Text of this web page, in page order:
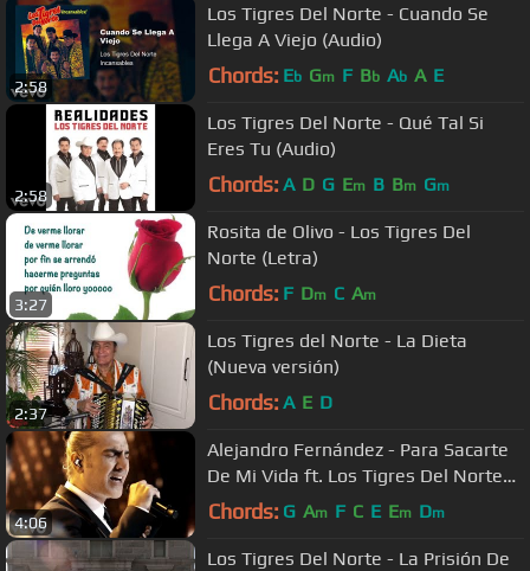
2:58
Los Tigres Del Norte - Cuando Se
Llega A Viejo (Audio)
Chords: Eb Gm F Bb Ab A E
2:58
Los Tigres Del Norte - Qué Tal Si
Eres Tu (Audio)
Chords: A D G Em B Bm Gm
3:27
Rosita de Olivo - Los Tigres Del
Norte (Letra)
Chords: F Dm C Am
2:37
Los Tigres del Norte - La Dieta
(Nueva versión)
Chords: A E D
4:06
Alejandro Fernández - Para Sacarte
De Mi Vida ft. Los Tigres Del Norte
(Video Oficial)
Chords: G Am F C E Em Dm
Los Tigres Del Norte - La Prisión De